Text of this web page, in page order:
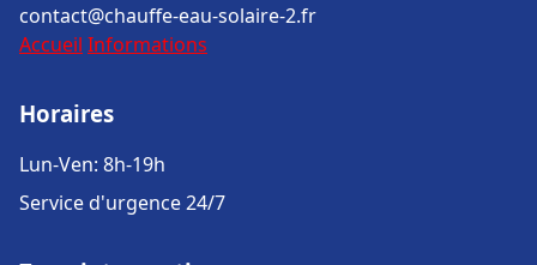
contact@chauffe-eau-solaire-2.fr
Accueil Informations
Horaires
Lun-Ven: 8h-19h
Service d'urgence 24/7